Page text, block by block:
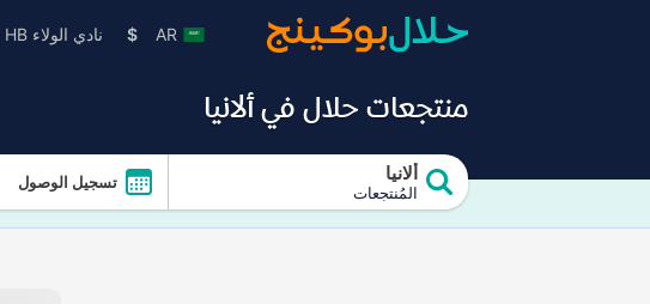
AR
$ نادي الولاء HB
منتجعات حلال في ألانيا
ألانيا
المُنتجعات
تسجيل الوصول